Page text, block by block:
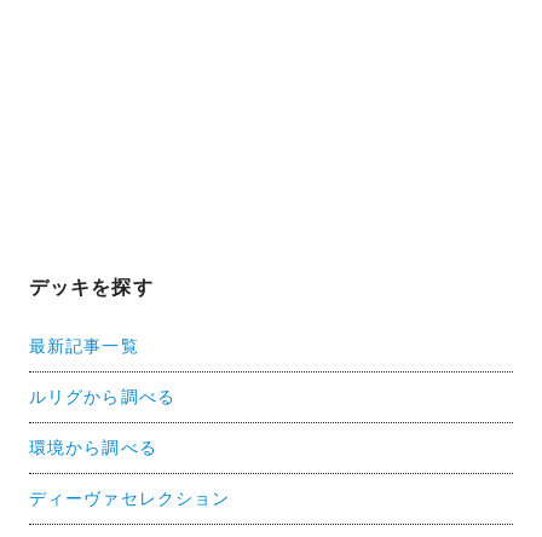
デッキを探す
最新記事一覧
ルリグから調べる
環境から調べる
ディーヴァセレクション